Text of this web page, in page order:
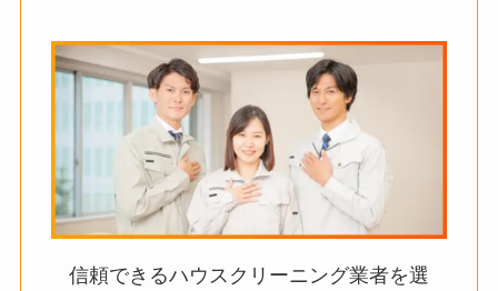
信頼できるハウスクリーニング業者を選